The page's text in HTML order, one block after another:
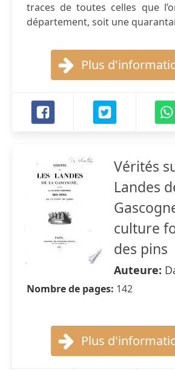
traces de toutes celles que
département, soit une
Plus
Vérités
Landes
culture
des pins
Auteure:
Nombre de pages: 142
Plus